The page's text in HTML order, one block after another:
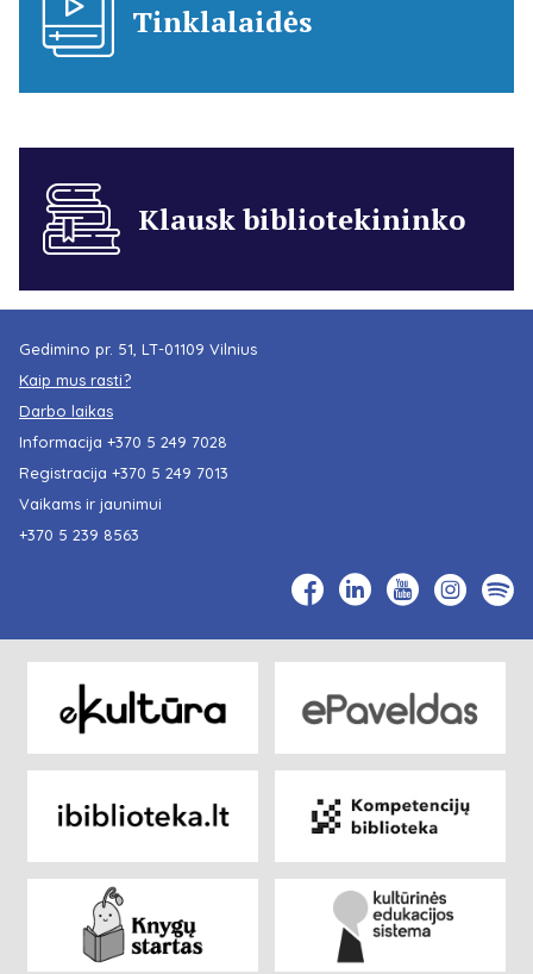
Tinklalaidės
Klausk bibliotekininko
Gedimino pr. 51, LT-01109 Vilnius
Kaip mus rasti?
Darbo laikas
Informacija +370 5 249 7028
Registracija +370 5 249 7013
Vaikams ir jaunimui
+370 5 239 8563